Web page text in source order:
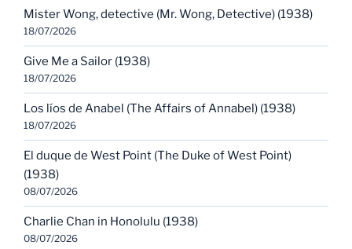
Mister Wong, detective (Mr. Wong, Detective) (1938)
18/07/2026
Give Me a Sailor (1938)
18/07/2026
Los líos de Anabel (The Affairs of Annabel) (1938)
18/07/2026
El duque de West Point (The Duke of West Point)
(1938)
08/07/2026
Charlie Chan in Honolulu (1938)
08/07/2026